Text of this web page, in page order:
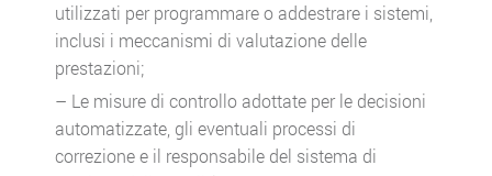
utilizzati per programmare o addestrare i sistemi,
inclusi i meccanismi di valutazione delle
prestazioni;
– Le misure di controllo adottate per le decisioni
automatizzate, gli eventuali processi di
correzione e il responsabile del sistema di